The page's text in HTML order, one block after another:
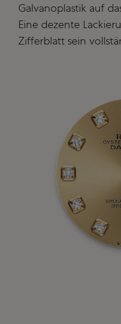
Galvanoplastik auf
Eine dezente
Zifferblatt sein